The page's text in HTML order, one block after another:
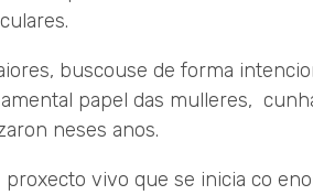
buscouse de forma
papel das mulleres,
neses anos.
proxecto vivo que se inicia co